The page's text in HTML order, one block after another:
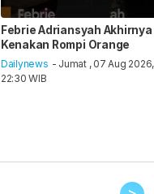
Febrie Adriansyah Akhirnya
Kenakan Rompi Orange
Dailynews - Jumat , 07 Aug 2026,
22:30 WIB